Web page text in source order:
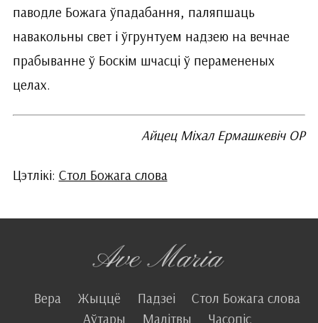
паводле Божага ўпадабання, паляпшаць
навакольны свет і ўгрунтуем надзею на вечнае
прабыванне ў Боскім шчасці ў перамененых
целах.
Айцец Міхал Ермашкевіч ОР
Цэтлікі: Стол Божага слова
Вера Жыццё Падзеі
Стол Божага слова
Аўтары
Малітвы Часопіс